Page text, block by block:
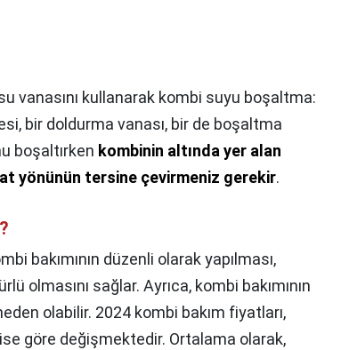
vanasını kullanarak kombi suyu boşaltma:
bir doldurma vanası, bir de boşaltma
boşaltırken kombinin altında yer alan
yönünün tersine çevirmeniz gerekir.
bakımının düzenli olarak yapılması,
olmasını sağlar. Ayrıca, kombi bakımının
olabilir. 2024 kombi bakım fiyatları,
göre değişmektedir. Ortalama olarak,